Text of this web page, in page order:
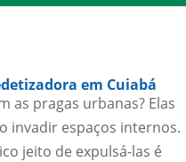
em Cuiabá
as pragas urbanas? Elas
invadir espaços internos.
jeito de expulsá-las é